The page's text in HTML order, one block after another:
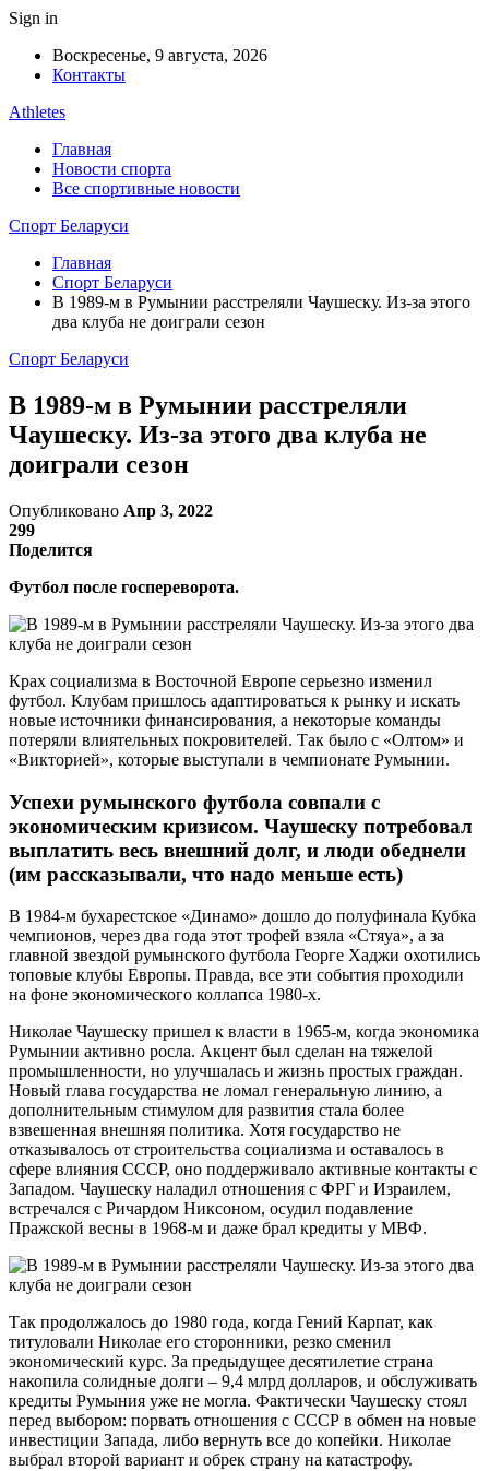
Sign in
Воскресенье, 9 августа, 2026
Контакты
Athletes
Главная
Новости спорта
Все спортивные новости
Спорт Беларуси
Главная
Спорт Беларуси
В 1989-м в Румынии расстреляли Чаушеску. Из-за этого
два клуба не доиграли сезон
Спорт Беларуси
В 1989-м в Румынии расстреляли
Чаушеску. Из-за этого два клуба не
доиграли сезон
Опубликовано Апр 3, 2022
299
Поделится
Футбол после госпереворота.
Крах социализма в Восточной Европе серьезно изменил
футбол. Клубам пришлось адаптироваться к рынку и искать
новые источники финансирования, а некоторые команды
потеряли влиятельных покровителей. Так было с «Олтом» и
«Викторией», которые выступали в чемпионате Румынии.
Успехи румынского футбола совпали с
экономическим кризисом. Чаушеску потребовал
выплатить весь внешний долг, и люди обеднели
(им рассказывали, что надо меньше есть)
В 1984-м бухарестское «Динамо» дошло до полуфинала Кубка
чемпионов, через два года этот трофей взяла «Стяуа», а за
главной звездой румынского футбола Георге Хаджи охотились
топовые клубы Европы. Правда, все эти события проходили
на фоне экономического коллапса 1980-х.
Николае Чаушеску пришел к власти в 1965-м, когда экономика
Румынии активно росла. Акцент был сделан на тяжелой
промышленности, но улучшалась и жизнь простых граждан.
Новый глава государства не ломал генеральную линию, а
дополнительным стимулом для развития стала более
взвешенная внешняя политика. Хотя государство не
отказывалось от строительства социализма и оставалось в
сфере влияния СССР, оно поддерживало активные контакты с
Западом. Чаушеску наладил отношения с ФРГ и Израилем,
встречался с Ричардом Никсоном, осудил подавление
Пражской весны в 1968-м и даже брал кредиты у МВФ.
Так продолжалось до 1980 года, когда Гений Карпат, как
титуловали Николае его сторонники, резко сменил
экономический курс. За предыдущее десятилетие страна
накопила солидные долги – 9,4 млрд долларов, и обслуживать
кредиты Румыния уже не могла. Фактически Чаушеску стоял
перед выбором: порвать отношения с СССР в обмен на новые
инвестиции Запада, либо вернуть все до копейки. Николае
выбрал второй вариант и обрек страну на катастрофу.